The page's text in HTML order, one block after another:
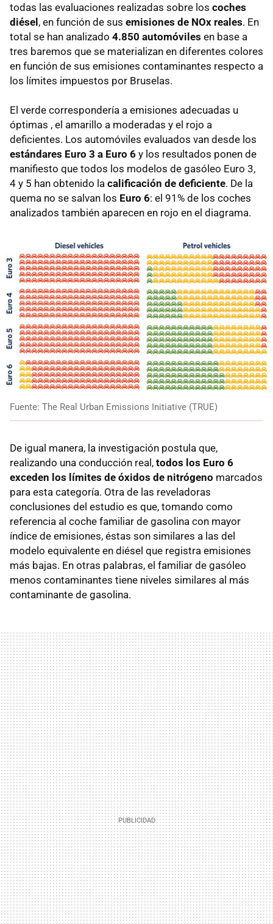
todas las evaluaciones realizadas sobre los coches
diésel , en función de sus emisiones de NOx reales. En
total se han analizado 4.850 automóviles en base a
tres baremos que se materializan en diferentes colores
en función de sus emisiones contaminantes respecto a
los límites impuestos por Bruselas.
El verde correspondería a emisiones adecuadas u
óptimas , el amarillo a moderadas y el rojo a
deficientes. Los automóviles evaluados van desde los
estándares Euro 3 a Euro 6 y los resultados ponen de
manifiesto que todos los modelos de gasóleo Euro 3,
4 y 5 han obtenido la calificación de deficiente. De la
quema no se salvan los Euro 6: el 91% de los coches
analizados también aparecen en rojo en el diagrama.
Fuente: The Real Urban Emissions Initiative (TRUE)
De igual manera, la investigación postula que,
realizando una conducción real, todos los Euro 6
exceden los límites de óxidos de nitrógeno marcados
para esta categoría. Otra de las reveladoras
conclusiones del estudio es que, tomando como
referencia al coche familiar de gasolina con mayor
índice de emisiones, éstas son similares a las del
modelo equivalente en diésel que registra emisiones
más bajas. En otras palabras, el familiar de gasóleo
menos contaminantes tiene niveles similares al más
contaminante de gasolina.